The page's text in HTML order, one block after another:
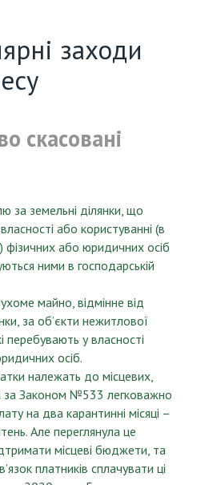
заходи
скасовані
за земельні ділянки, що
або користуванні (в
фізичних або юридичних осіб
ними в господарській
майно, відмінне від
за об’єкти нежитлової
перебувають у власності
осіб.
належать до місцевих,
за Законом №533 легковажно
на два карантинні місяці –
Але переглянула це
місцеві бюджети, та
платників сплачувати ці